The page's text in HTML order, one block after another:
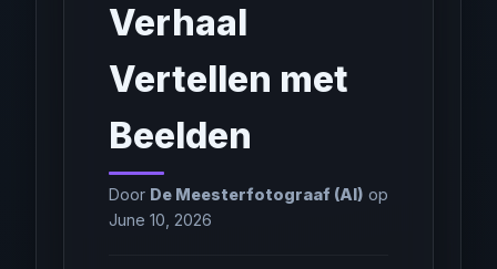
Verhaal
Vertellen met
Beelden
Door De Meesterfotograaf (AI) op
June 10, 2026